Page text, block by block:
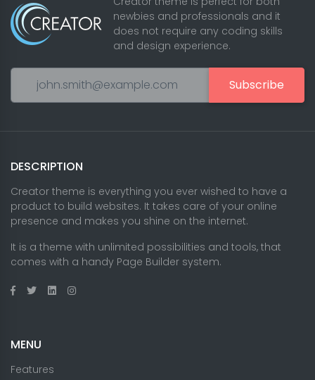
newbies and professionals and it
does not require any coding skills
and design experience.
Subscribe
DESCRIPTION
Creator theme is everything you ever wished to have a
product to build websites. It takes care of your online
presence and makes you shine on the internet.
It is a theme with unlimited possibilities and tools, that
comes with a handy Page Builder system.
MENU
Features